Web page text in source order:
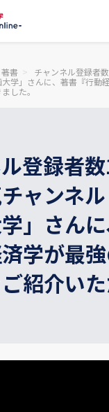
著書
チャンネル登録者
学」さんに、著書『行動
した。
登録者
ャンネ
」さん
済学が最
紹介い